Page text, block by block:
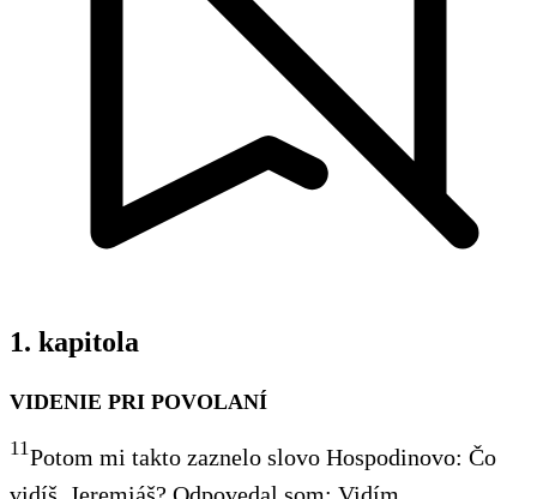
1. kapitola
VIDENIE PRI POVOLANÍ
11Potom mi takto zaznelo slovo Hospodinovo: Čo